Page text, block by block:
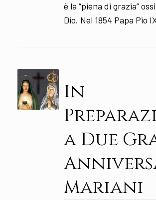
è la “piena di grazia”
Dio. Nel 1854 Papa Pio
In
a Due
Mariani